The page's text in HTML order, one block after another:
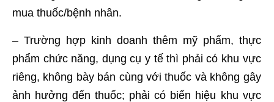
mua thuốc/bệnh nhân.
– Trường hợp kinh doanh thêm mỹ phẩm, thực
phẩm chức năng, dụng cụ y tế thì phải có khu vực
riêng, không bày bán cùng với thuốc và không gây
ảnh hưởng đến thuốc; phải có biển hiệu khu vực